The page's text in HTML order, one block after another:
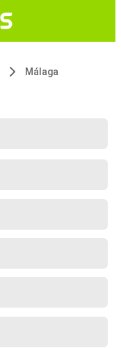
Málaga